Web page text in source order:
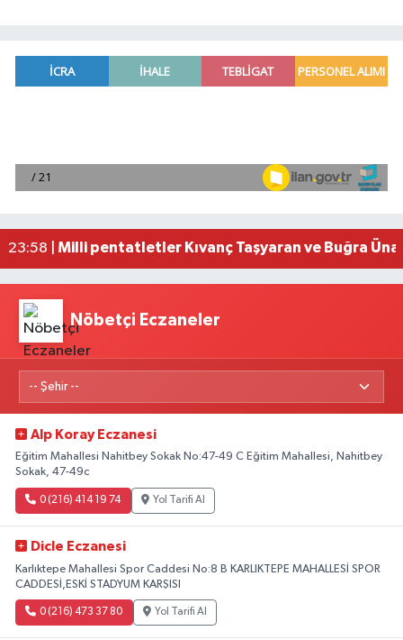
00:39 |
Mersin'de uyuşturucu operasyonunda 190
23:58 | Milli pentatletler Kıvanç Taşyaran ve Buğra
Nöbetçi Eczaneler
Alp Koray Eczanesi
Eğitim Mahallesi Nahitbey Sokak No:47-49 C Eğitim Mahallesi, Nahitbey
Sokak, 47-49c
0 (216) 414 19 74 Yol Tarifi Al
Dicle Eczanesi
Karlıktepe Mahallesi Spor Caddesi No:8 B KARLIKTEPE MAHALLESİ SPOR
CADDESİ,ESKİ STADYUM KARŞISI
0 (216) 473 37 80 Yol Tarifi Al